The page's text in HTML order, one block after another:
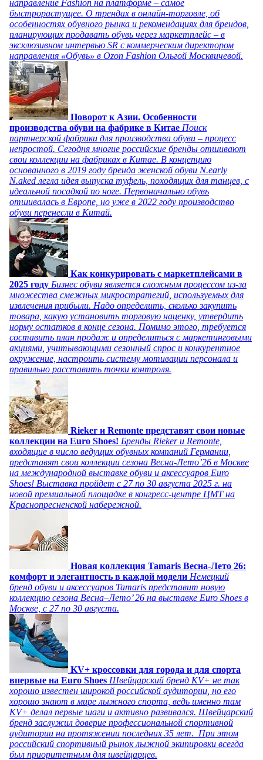
направление Fashion на платформе – самое
быстрорастущее. О трендах в онлайн-торговле, об
особенностях обувного рынка и рекомендациях для брендов,
планирующих продавать обувь через маркетплейс – в
эксклюзивном интервью SR с коммерческим директором
направления «Обувь» в Ozon Fashion Ольгой Москвичевой.
Поворот к Азии. Особенности
производства обуви на фабрике в Китае Поиск
партнерской фабрики для производства обуви – процесс
непростой. Сегодня многие российские бренды отшивают
свои коллекции на фабриках в Китае. В концепцию
основанного в 2019 году бренда женской обуви N.early
N.aked легла идея выпуска туфель, походящих для танцев, с
идеальной посадкой по ноге. Первоначально обувь
отшивалась в Европе, но уже в 2022 году производство
обуви перенесли в Китай.
Как конкурировать с маркетплейсами в
2025 году Бизнес обуви является сложным процессом из-за
множества смежных микростратегий, используемых для
извлечения прибыли. Надо определить, сколько закупить
товара, какую установить торговую наценку, утвердить
норму остатков в конце сезона. Помимо этого, требуется
составить план продаж и определиться с маркетинговыми
акциями, учитывающими сезонный спрос и конкурентное
окружение, настроить систему мотивации персонала и
правильно расставить точки контроля.
Rieker и Remonte представят свои новые
коллекции на Euro Shoes! Бренды Rieker и Remonte,
входящие в число ведущих обувных компаний Германии,
представят свои коллекции сезона Весна-Лето’26 в Москве
на международной выставке обуви и аксессуаров Euro
Shoes! Выставка пройдет c 27 по 30 августа 2025 г. на
новой премиальной площадке в конгресс-центре ЦМТ на
Краснопресненской набережной.
Новая коллекция Tamaris Весна-Лето 26:
комфорт и элегантность в каждой модели Немецкий
бренд обуви и аксессуаров Tamaris представит новую
коллекцию сезона Весна–Лето’ 26 на выставке Euro Shoes в
Москве, с 27 по 30 августа.
KV+ кроссовки для города и для спорта
впервые на Euro Shoes Швейцарский бренд KV+ не так
хорошо известен широкой российской аудитории, но его
хорошо знают в мире лыжного спорта, ведь именно там
KV+ делал первые шаги и активно развивался. Швейцарский
бренд заслужил доверие профессиональной спортивной
аудитории на протяжении последних 35 лет. При этом
российский спортивный рынок лыжной экипировки всегда
был приоритетным для швейцарцев.